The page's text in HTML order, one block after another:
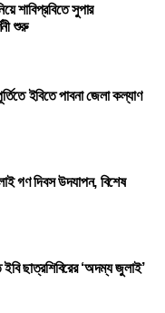
শাবিপ্রবিতে সুপার
শুরু
ইবিতে পাবনা জেলা কল্যাণ
গণ দিবস উদযাপন, বিশেষ
ইবি ছাত্রশিবিরের ‘অদম্য জুলাই’